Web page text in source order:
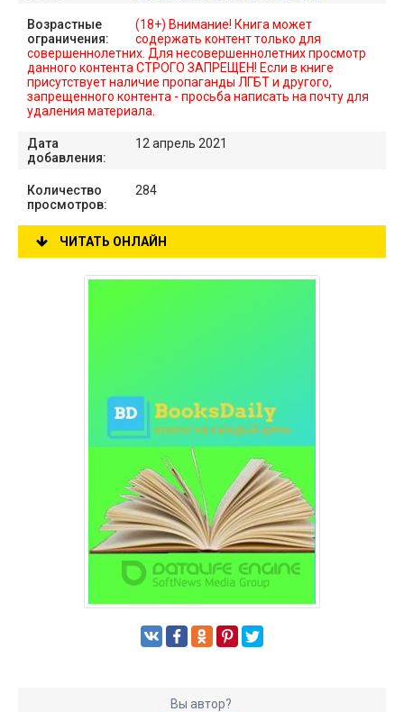
Возрастные
ограничения:
(18+) Внимание! Книга может
содержать контент только для
совершеннолетних. Для несовершеннолетних просмотр
данного контента СТРОГО ЗАПРЕЩЕН! Если в книге
присутствует наличие пропаганды ЛГБТ и другого,
запрещенного контента - просьба написать на почту для
удаления материала.
Дата
добавления:
12 апрель 2021
Количество
просмотров:
284
ЧИТАТЬ ОНЛАЙН
Вы автор?